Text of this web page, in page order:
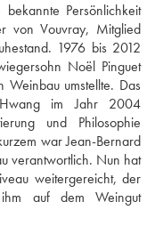
Persönlichkeit
von Vouvray, Mitglied
1976 bis 2012
Noël Pinguet
umstellte. Das
im Jahr 2004
und Philosophie
war Jean-Bernard
verantwortlich. Nun hat
weitergereicht, der
auf dem Weingut